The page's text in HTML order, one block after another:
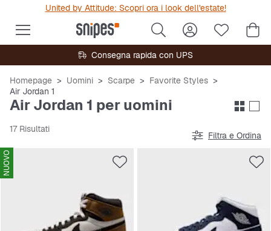
United by Attitude: Scopri ora i look dell'estate!
Consegna rapida con UPS
Homepage Uomini Scarpe
Favorite Styles
Air Jordan 1
Air Jordan 1 per uomini
17 Risultati
Filtra e Ordina
NUOVO